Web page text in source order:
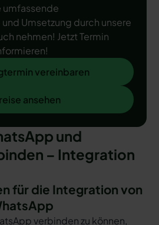
umfassende
Umsetzung durch unsere
nehmen! Jetzt Termin
vereinbaren
ansehen
und
– Integration
für die Integration von
verbinden zu können,